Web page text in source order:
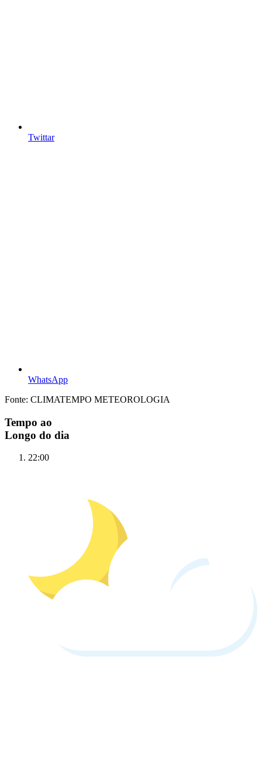
Twittar
WhatsApp
Fonte: CLIMATEMPO METEOROLOGIA
Tempo ao
Longo do dia
22:00